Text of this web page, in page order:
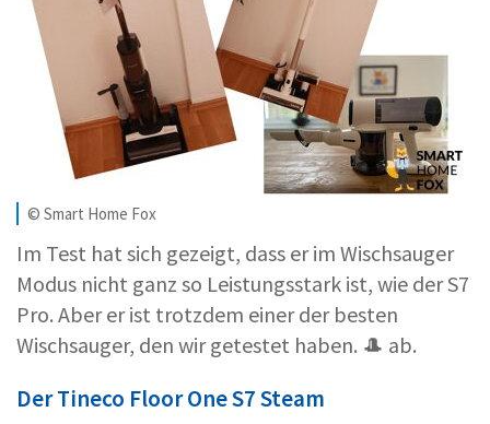
© Smart Home Fox
Im Test hat sich gezeigt, dass er im Wischsauger
Modus nicht ganz so Leistungsstark ist, wie der S7
Pro. Aber er ist trotzdem einer der besten
Wischsauger, den wir getestet haben. 🎩 ab.
Der Tineco Floor One S7 Steam